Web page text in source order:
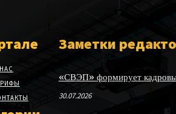
Заметки
«СВЭП» формирует кадровый
30.07.2026